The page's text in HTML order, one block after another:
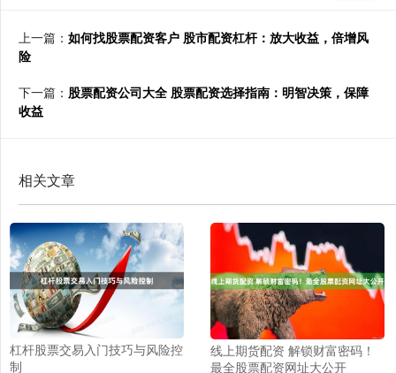
上一篇： 如何找股票配资客户 股市配资杠杆：放大收益，倍增风
险
下一篇： 股票配资公司大全 股票配资选择指南：明智决策，保障
收益
相关文章
杠杆股票交易入门技巧与风险控
制
线上期货配资 解锁财富密码！
最全股票配资网址大公开